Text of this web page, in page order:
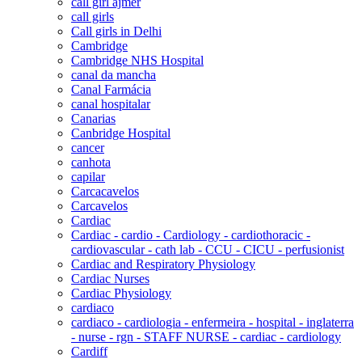
call girls
Call girls in Delhi
Cambridge
Cambridge NHS Hospital
canal da mancha
Canal Farmácia
canal hospitalar
Canarias
Canbridge Hospital
cancer
canhota
capilar
Carcacavelos
Carcavelos
Cardiac
Cardiac - cardio - Cardiology - cardiothoracic -
cardiovascular - cath lab - CCU - CICU - perfusionist
Cardiac and Respiratory Physiology
Cardiac Nurses
Cardiac Physiology
cardiaco
cardiaco - cardiologia - enfermeira - hospital - inglaterra
- nurse - rgn - STAFF NURSE - cardiac - cardiology
Cardiff